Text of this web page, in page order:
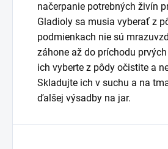
načerpanie potrebných živín
Gladioly sa musia vyberať z
podmienkach nie sú
záhone až do príchodu
ich vyberte z pôdy očistite a
Skladujte ich v suchu a na
ďalšej výsadby na jar.